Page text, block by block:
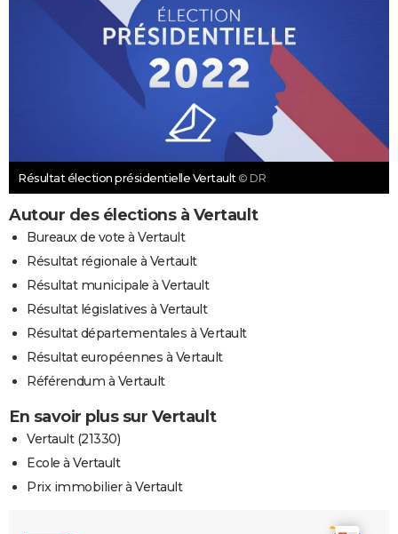
Résultat élection présidentielle Vertault © DR
Autour des élections à Vertault
Bureaux de vote à Vertault
Résultat régionale à Vertault
Résultat municipale à Vertault
Résultat législatives à Vertault
Résultat départementales à Vertault
Résultat européennes à Vertault
Référendum à Vertault
En savoir plus sur Vertault
Vertault (21330)
Ecole à Vertault
Prix immobilier à Vertault